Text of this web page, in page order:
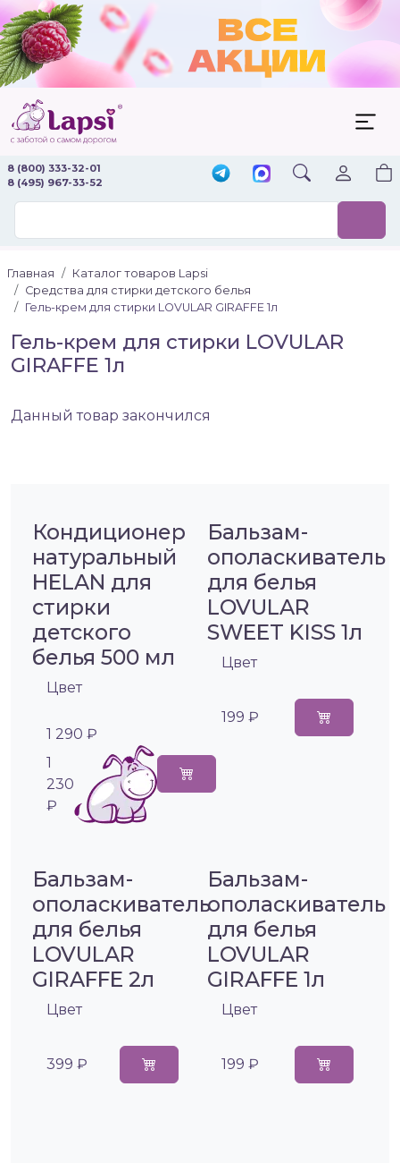
8 (800) 333-32-01
8 (495) 967-33-52
Главная
Каталог товаров Lapsi
Средства для стирки детского белья
Гель-крем для стирки LOVULAR GIRAFFE 1л
Гель-крем для стирки LOVULAR
GIRAFFE 1л
Данный товар закончился
Кондиционер
натуральный
HELAN для
стирки
детского
белья 500 мл
Цвет
1 290 ₽
1
230
₽
Бальзам-
ополаскиватель
для белья
LOVULAR
SWEET KISS 1л
Цвет
199 ₽
Бальзам-
ополаскиватель
для белья
LOVULAR
GIRAFFE 2л
Цвет
399 ₽
Бальзам-
ополаскиватель
для белья
LOVULAR
GIRAFFE 1л
Цвет
199 ₽